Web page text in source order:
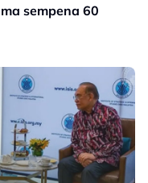
sempena 60